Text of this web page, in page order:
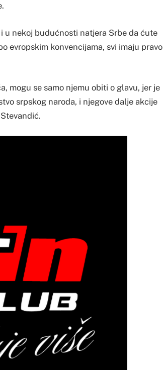
u nekoj budućnosti natjera Srbe da ćute
evropskim konvencijama, svi imaju pravo
mogu se samo njemu obiti o glavu, jer je
srpskog naroda, i njegove dalje akcije